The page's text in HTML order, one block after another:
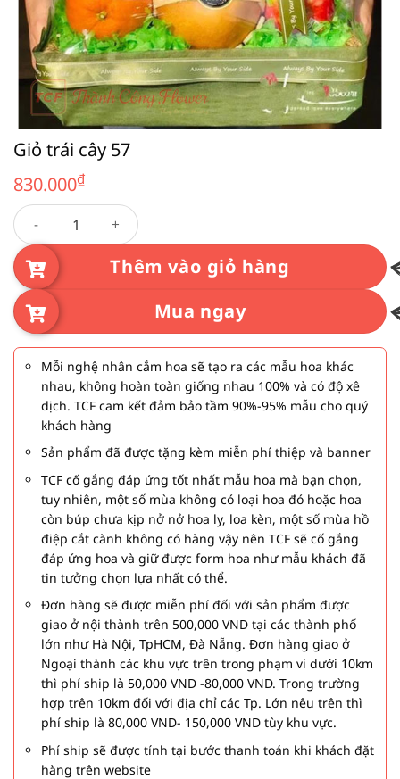
Giỏ trái cây 57
830.000₫
Giỏ trái cây 57 số lượng
Thêm vào giỏ hàng
Mua ngay
Mỗi nghệ nhân cắm hoa sẽ tạo ra các mẫu hoa khác
nhau, không hoàn toàn giống nhau 100% và có độ xê
dịch. TCF cam kết đảm bảo tầm 90%-95% mẫu cho quý
khách hàng
Sản phẩm đã được tặng kèm miễn phí thiệp và banner
TCF cố gắng đáp ứng tốt nhất mẫu hoa mà bạn chọn,
tuy nhiên, một số mùa không có loại hoa đó hoặc hoa
còn búp chưa kịp nở nở hoa ly, loa kèn, một số mùa hồ
điệp cắt cành không có hàng vậy nên TCF sẽ cố gắng
đáp ứng hoa và giữ được form hoa như mẫu khách đã
tin tưởng chọn lựa nhất có thể.
Đơn hàng sẽ được miễn phí đối với sản phẩm được
giao ở nội thành trên 500,000 VND tại các thành phố
lớn như Hà Nội, TpHCM, Đà Nẵng. Đơn hàng giao ở
Ngoại thành các khu vực trên trong phạm vi dưới 10km
thì phí ship là 50,000 VND -80,000 VND. Trong trường
hợp trên 10km đối với địa chỉ các Tp. Lớn nêu trên thì
phí ship là 80,000 VND- 150,000 VND tùy khu vực.
Phí ship sẽ được tính tại bước thanh toán khi khách đặt
hàng trên website